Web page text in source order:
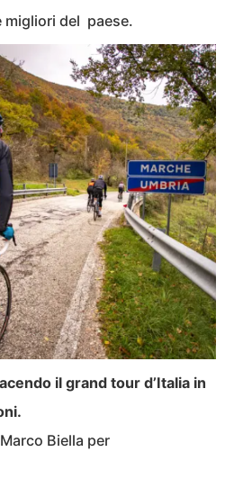
migliori del paese.
il grand tour d’Italia in
Biella per